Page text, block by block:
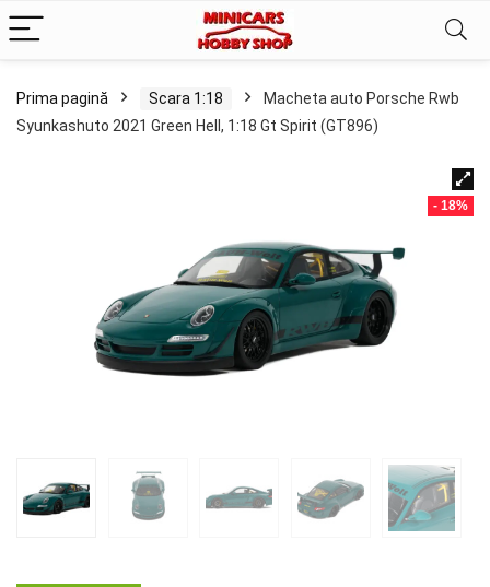
Prima pagină Scara 1:18
Macheta auto Porsche Rwb
Syunkashuto 2021 Green Hell, 1:18 Gt Spirit (GT896)
- 18%